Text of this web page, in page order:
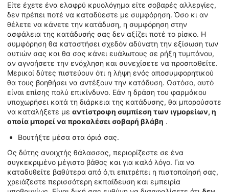
Είτε έχετε ένα ελαφρύ κρυολόγημα είτε σοβαρές αλλεργίες,
δεν πρέπει ποτέ να καταδύεστε με συμφόρηση. Όσο κι αν
θέλετε να κάνετε την κατάδυση, η συμφόρηση στην
ασφάλεια της κατάδυσής σας δεν αξίζει ποτέ το ρίσκο. Η
συμφόρηση θα καταστήσει σχεδόν αδύνατη την εξίσωση των
αυτιών σας και θα σας κάνει ευάλωτους σε ρήξη τυμπάνου,
αν αγνοήσετε την ενόχληση και συνεχίσετε να προσπαθείτε.
Μερικοί δύτες πιστεύουν ότι η λήψη ενός αποσυμφορητικού
θα τους βοηθήσει να αντέξουν την κατάδυση. Ωστόσο, αυτό
είναι επίσης πολύ επικίνδυνο. Εάν η δράση του φαρμάκου
υποχωρήσει κατά τη διάρκεια της κατάδυσης, θα μπορούσατε
να καταλήξετε με αντίστροφη συμπίεση των ιγμορείων, η
οποία μπορεί να προκαλέσει σοβαρή βλάβη .
Βουτήξτε μέσα στα όριά σας.
Ως δύτης ανοιχτής θάλασσας, περιορίζεστε σε ένα
συγκεκριμένο μέγιστο βάθος και για καλό λόγο. Για να
καταδυθείτε βαθύτερα από ό,τι επιτρέπει η πιστοποίησή σας,
χρειάζεστε περισσότερη εκπαίδευση και εμπειρία